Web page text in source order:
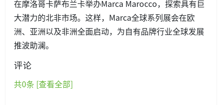
在摩洛哥卡萨布兰卡举办Marca Marocco，探索具有巨
大潜力的北非市场。这样，Marca全球系列展会在欧
洲、亚洲以及非洲全面启动，为自有品牌行业全球发展
推波助澜。
评论
共0条 [查看全部]